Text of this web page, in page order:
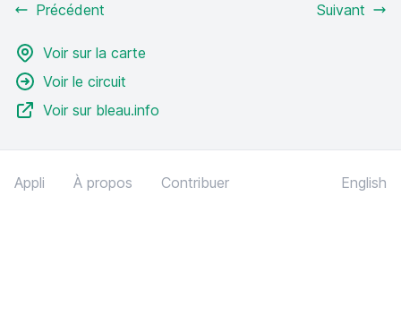
Précédent Suivant
Voir sur la carte
Voir le circuit
Voir sur bleau.info
Appli À propos Contribuer English